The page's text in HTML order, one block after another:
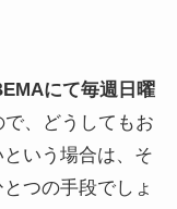
にて毎週日曜
で、どうしてもお
いう場合は、そ
つの手段でしょ